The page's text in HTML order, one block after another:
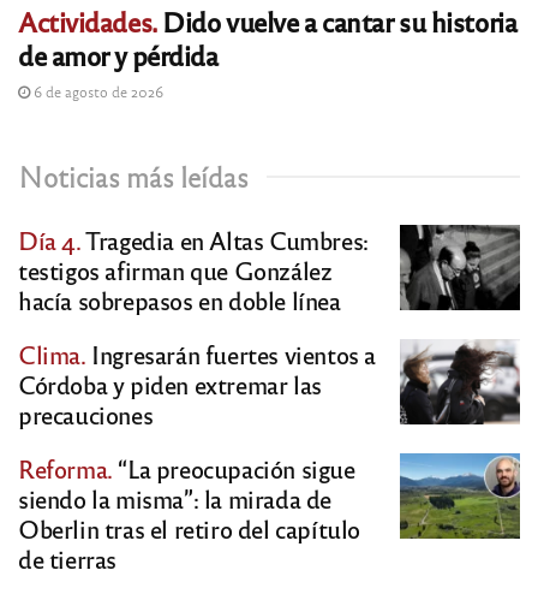
Actividades.Dido vuelve a cantar su historia
de amor y pérdida
6 de agosto de 2026
Noticias más leídas
Día 4.Tragedia en Altas Cumbres:
testigos afirman que González
hacía sobrepasos en doble línea
Clima. Ingresarán fuertes vientos a
Córdoba y piden extremar las
precauciones
Reforma. “La preocupación sigue
siendo la misma”: la mirada de
Oberlin tras el retiro del capítulo
de tierras